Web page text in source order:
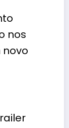
nos